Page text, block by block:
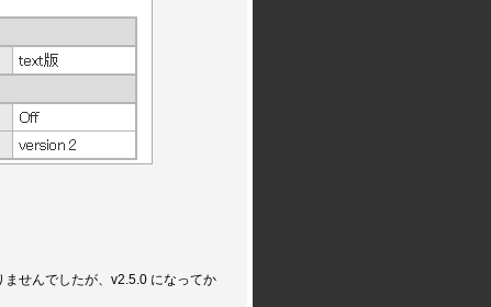
せんでしたが、v2.5.0 になってか